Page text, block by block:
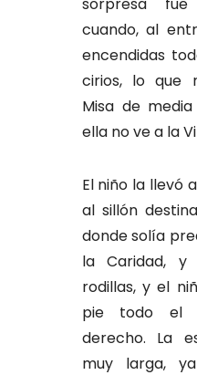
cuando, al
encendidas
cirios, lo que
Misa de
ella no ve a la
El niño la llevó
al sillón
donde solía
la Caridad,
rodillas, y el
pie todo el
derecho. La
muy larga,